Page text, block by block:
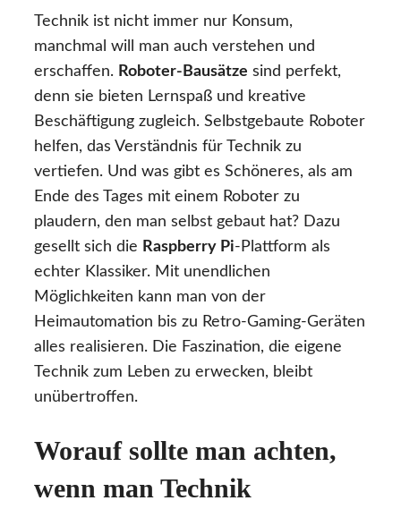
Technik ist nicht immer nur Konsum,
manchmal will man auch verstehen und
erschaffen. Roboter-Bausätze sind perfekt,
denn sie bieten Lernspaß und kreative
Beschäftigung zugleich. Selbstgebaute Roboter
helfen, das Verständnis für Technik zu
vertiefen. Und was gibt es Schöneres, als am
Ende des Tages mit einem Roboter zu
plaudern, den man selbst gebaut hat? Dazu
gesellt sich die Raspberry Pi-Plattform als
echter Klassiker. Mit unendlichen
Möglichkeiten kann man von der
Heimautomation bis zu Retro-Gaming-Geräten
alles realisieren. Die Faszination, die eigene
Technik zum Leben zu erwecken, bleibt
unübertroffen.
Worauf sollte man achten,
wenn man Technik